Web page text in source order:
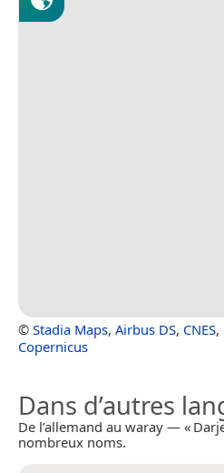
© Stadia Maps, Airbus DS, CNES,
Copernicus
Dans d’autres
De l’allemand au waray — «
nombreux noms.